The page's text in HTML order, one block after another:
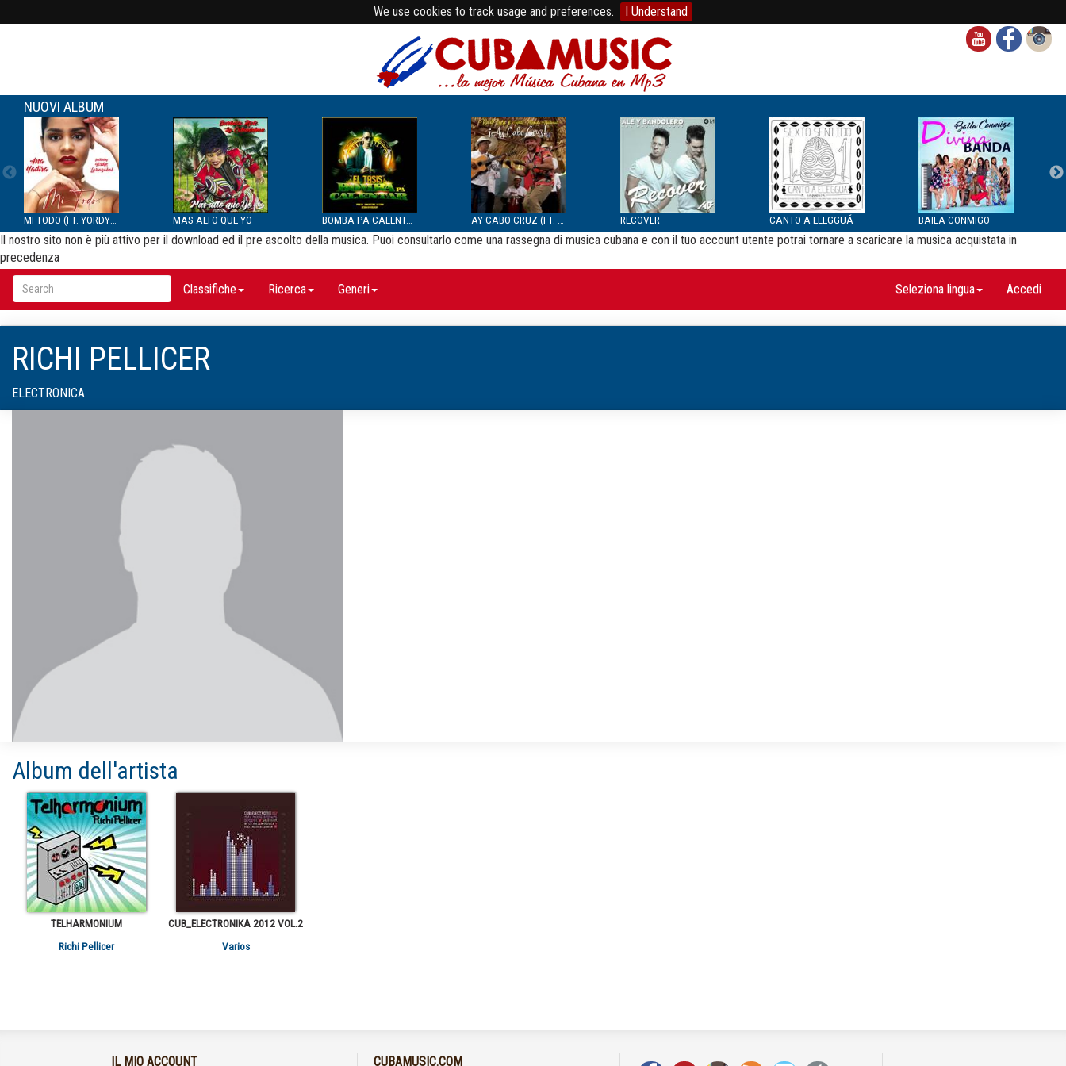
We use cookies to track usage and preferences. I Understand
NUOVI ALBUM
MAS ALTO QUE YO BOMBA PA CALENTAR RECOVER CANTO A ELEGGUÁ BAILA CONMIGO
Il nostro sito non è più attivo per il download ed il pre ascolto della musica. Puoi consultarlo come una rassegna di musica cubana e con il tuo account utente potrai tornare a scaricare la musica acquistata in
precedenza
Classifiche Ricerca Generi Seleziona lingua Accedi
RICHI PELLICER
ELECTRONICA
Album dell'artista
TELHARMONIUM
Richi Pellicer
CUB_ELECTRONIKA 2012 VOL.2
Varios
IL MIO ACCOUNT CUBAMUSIC.COM